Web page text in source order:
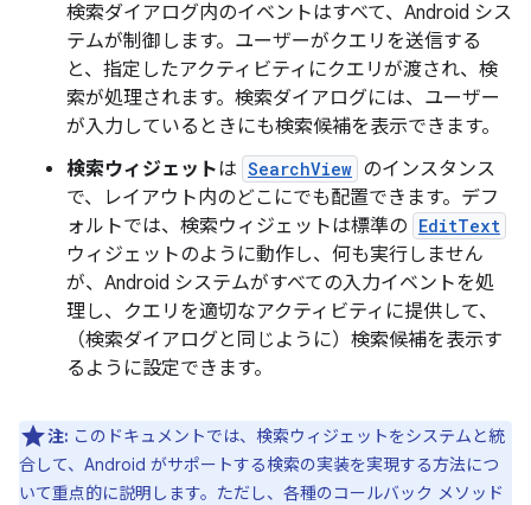
検索ダイアログ内のイベントはすべて、Android シス
テムが制御します。ユーザーがクエリを送信する
と、指定したアクティビティにクエリが渡され、検
索が処理されます。検索ダイアログには、ユーザー
が入力しているときにも検索候補を表示できます。
検索ウィジェットは SearchView のインスタンス
で、レイアウト内のどこにでも配置できます。デフ
ォルトでは、検索ウィジェットは標準の EditText
ウィジェットのように動作し、何も実行しません
が、Android システムがすべての入力イベントを処
理し、クエリを適切なアクティビティに提供して、
（検索ダイアログと同じように）検索候補を表示す
るように設定できます。
注: このドキュメントでは、検索ウィジェットをシステムと統
合して、Android がサポートする検索の実装を実現する方法につ
いて重点的に説明します。ただし、各種のコールバック メソッド